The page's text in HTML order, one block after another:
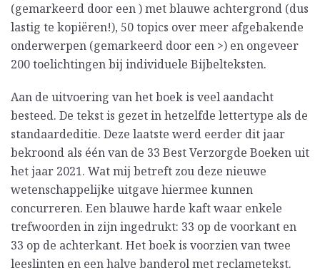
(gemarkeerd door een ) met blauwe achtergrond (dus
lastig te kopiëren!), 50 topics over meer afgebakende
onderwerpen (gemarkeerd door een >) en ongeveer
200 toelichtingen bij individuele Bijbelteksten.
Aan de uitvoering van het boek is veel aandacht
besteed. De tekst is gezet in hetzelfde lettertype als de
standaardeditie. Deze laatste werd eerder dit jaar
bekroond als één van de 33 Best Verzorgde Boeken uit
het jaar 2021. Wat mij betreft zou deze nieuwe
wetenschappelijke uitgave hiermee kunnen
concurreren. Een blauwe harde kaft waar enkele
trefwoorden in zijn ingedrukt: 33 op de voorkant en
33 op de achterkant. Het boek is voorzien van twee
leeslinten en een halve banderol met reclametekst.